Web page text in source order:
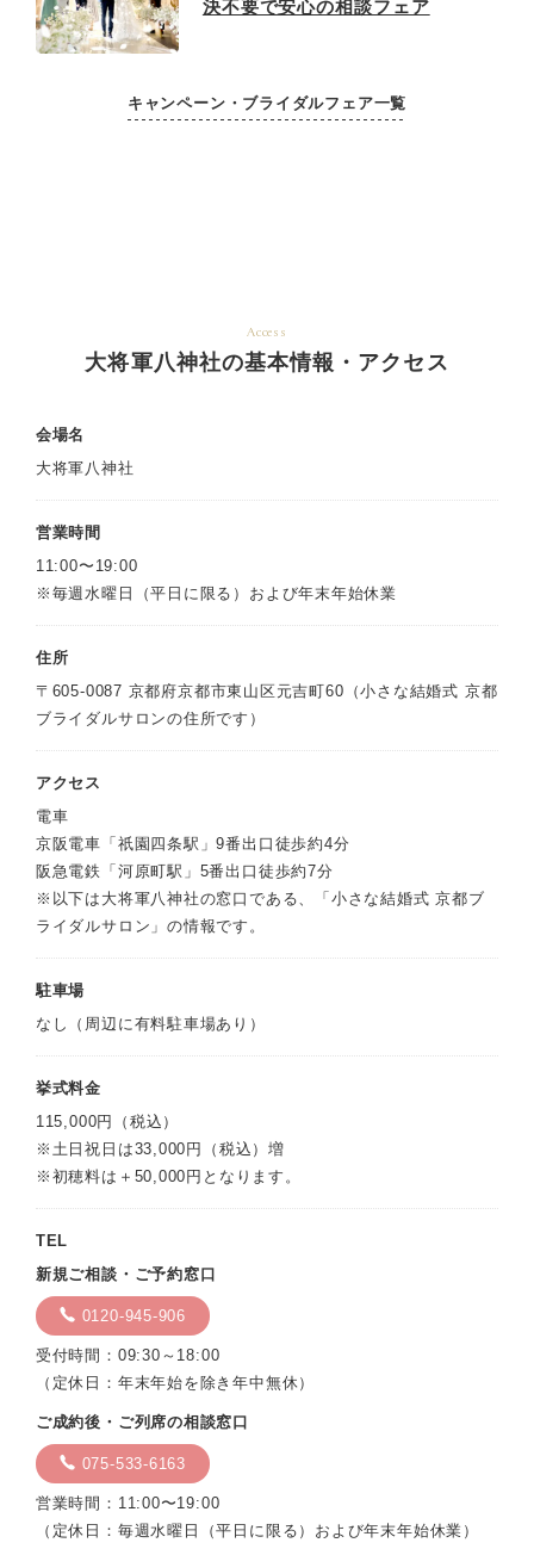
決不要で安心の相談フェア
キャンペーン・ブライダルフェア一覧
Access
大将軍八神社の基本情報・アクセス
会場名
大将軍八神社
営業時間
11:00〜19:00
※毎週水曜日（平日に限る）および年末年始休業
住所
〒605-0087 京都府京都市東山区元吉町60（小さな結婚式 京都
ブライダルサロンの住所です）
アクセス
電車
京阪電車「祇園四条駅」9番出口徒歩約4分
阪急電鉄「河原町駅」5番出口徒歩約7分
※以下は大将軍八神社の窓口である、「小さな結婚式 京都ブ
ライダルサロン」の情報です。
駐車場
なし（周辺に有料駐車場あり）
挙式料金
115,000円（税込）
※土日祝日は33,000円（税込）増
※初穂料は＋50,000円となります。
TEL
新規ご相談・ご予約窓口
0120-945-906
受付時間：09:30～18:00
（定休日：年末年始を除き年中無休）
ご成約後・ご列席の相談窓口
075-533-6163
営業時間：11:00〜19:00
（定休日：毎週水曜日（平日に限る）および年末年始休業）